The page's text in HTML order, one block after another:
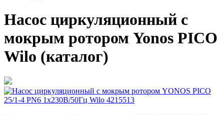
Насос циркуляционный с
мокрым ротором Yonos PICO
Wilo (каталог)